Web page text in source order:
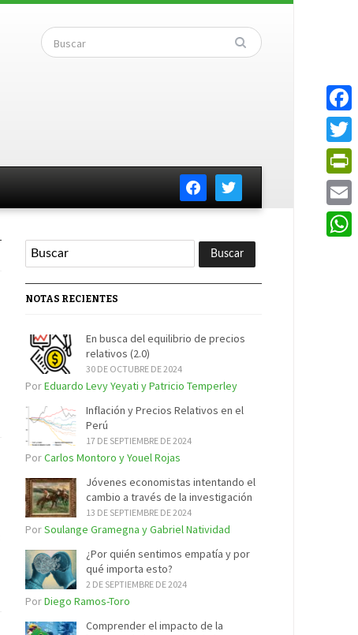
facebooktwitter
NOTAS RECIENTES
En busca del equilibrio de precios
relativos (2.0)
30 DE OCTUBRE DE 2024
PorEduardo Levy Yeyati y Patricio Temperley
Inflación y Precios Relativos en el
Perú
17 DE SEPTIEMBRE DE 2024
PorCarlos Montoro y Youel Rojas
Jóvenes economistas intentando el
cambio a través de la investigación
13 DE SEPTIEMBRE DE 2024
PorSoulange Gramegna y Gabriel Natividad
¿Por quién sentimos empatía y por
qué importa esto?
2 DE SEPTIEMBRE DE 2024
PorDiego Ramos-Toro
Comprender el impacto de la
Email